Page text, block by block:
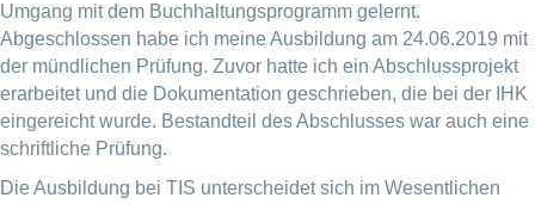
Umgang mit dem Buchhaltungsprogramm gelernt.
Abgeschlossen habe ich meine Ausbildung am 24.06.2019 mit
der mündlichen Prüfung. Zuvor hatte ich ein Abschlussprojekt
erarbeitet und die Dokumentation geschrieben, die bei der IHK
eingereicht wurde. Bestandteil des Abschlusses war auch eine
schriftliche Prüfung.
Die Ausbildung bei TIS unterscheidet sich im Wesentlichen